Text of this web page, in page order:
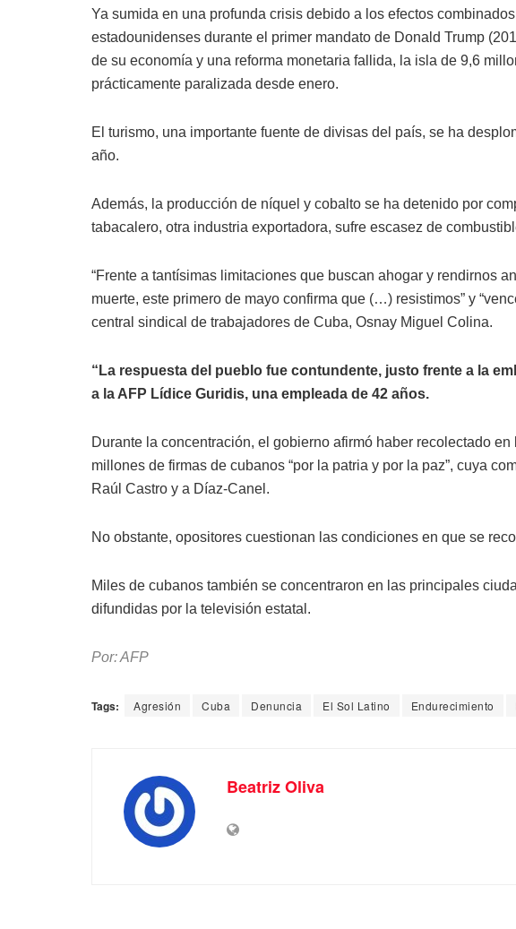
Ya sumida en una profunda crisis debido a los efectos
estadounidenses durante el primer mandato de Donald Trump
de su economía y una reforma monetaria fallida, la isla de 9,6
prácticamente paralizada desde enero.
El turismo, una importante fuente de divisas del país, se ha
año.
Además, la producción de níquel y cobalto se ha detenido por
tabacalero, otra industria exportadora, sufre escasez de
“Frente a tantísimas limitaciones que buscan ahogar y rendirnos
muerte, este primero de mayo confirma que (…) resistimos” y
central sindical de trabajadores de Cuba, Osnay Miguel Colina.
“La respuesta del pueblo fue contundente, justo frente a la
a la AFP Lídice Guridis, una empleada de 42 años.
Durante la concentración, el gobierno afirmó haber recolectado
millones de firmas de cubanos “por la patria y por la paz”, cuya
Raúl Castro y a Díaz‑Canel.
No obstante, opositores cuestionan las condiciones en que se
Miles de cubanos también se concentraron en las principales
difundidas por la televisión estatal.
Por: AFP
Tags: Agresión Cuba Denuncia El Sol Latino Endurecimiento
Beatriz Oliva